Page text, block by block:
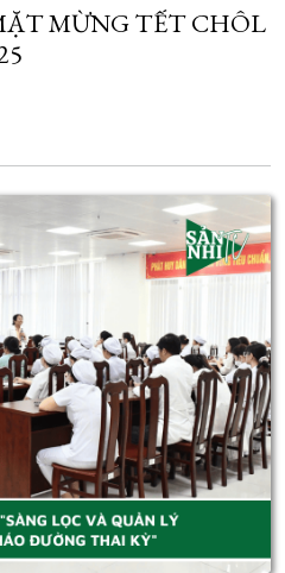
MỪNG TẾT CHÔL